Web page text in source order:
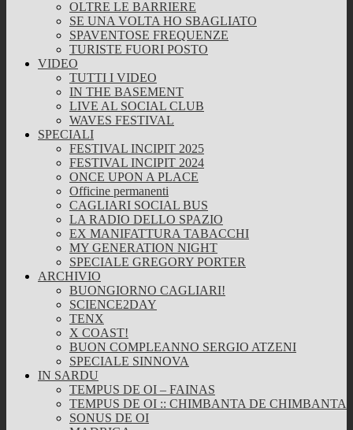
OLTRE LE BARRIERE
SE UNA VOLTA HO SBAGLIATO
SPAVENTOSE FREQUENZE
TURISTE FUORI POSTO
VIDEO
TUTTI I VIDEO
IN THE BASEMENT
LIVE AL SOCIAL CLUB
WAVES FESTIVAL
SPECIALI
FESTIVAL INCIPIT 2025
FESTIVAL INCIPIT 2024
ONCE UPON A PLACE
Officine permanenti
CAGLIARI SOCIAL BUS
LA RADIO DELLO SPAZIO
EX MANIFATTURA TABACCHI
MY GENERATION NIGHT
SPECIALE GREGORY PORTER
ARCHIVIO
BUONGIORNO CAGLIARI!
SCIENCE2DAY
TENX
X COAST!
BUON COMPLEANNO SERGIO ATZENI
SPECIALE SINNOVA
IN SARDU
TEMPUS DE OI – FAINAS
TEMPUS DE OI :: CHIMBANTA DE CHIMBANTA
SONUS DE OI